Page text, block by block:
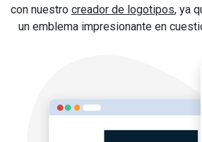
con nuestro creador de logotipos, ya
un emblema impresionante en